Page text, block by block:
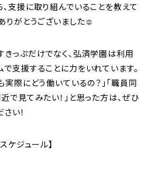
支援に取り組んでいることを教えて
りがとうございました☺
っぷだけでなく、弘済学園は利用
支援することに力をいれています。
実際にどう働いているの？」「職員同
で見てみたい！」と思った方は、ぜひ
い！
ケジュール】